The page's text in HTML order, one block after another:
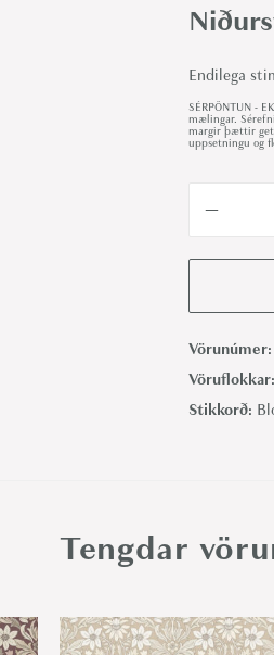
Endilega
SÉRPÖNTUN -
mælingar.
margir þættir
uppsetningu og
Vörunúmer:
Vöruflokkar:
Stikkorð:
Tengdar